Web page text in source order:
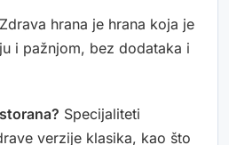
Zdrava hrana je hrana koja je
i pažnjom, bez dodataka i
Specijaliteti
verzije klasika, kao što